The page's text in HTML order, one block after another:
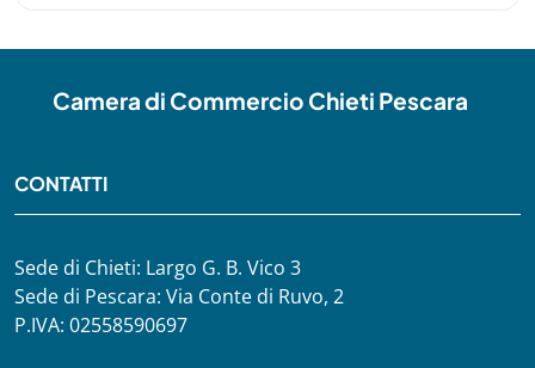
Camera di Commercio Chieti Pescara
CONTATTI
Sede di Chieti: Largo G. B. Vico 3
Sede di Pescara: Via Conte di Ruvo, 2
P.IVA: 02558590697